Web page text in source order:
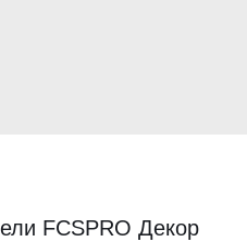
FCSPRO Декор